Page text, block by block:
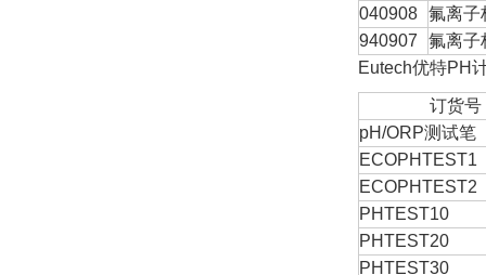
040908 氟离子
940907
氟离子
Eutech优特PH
订货号
pH/ORP测试笔
ECOPHTEST1
ECOPHTEST2
PHTEST10
PHTEST20
PHTEST30